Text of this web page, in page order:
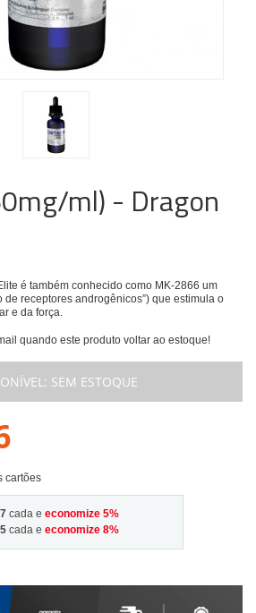
ml) - Dragon
é também conhecido como MK-2866 um
receptores androgênicos”) que estimula o
e da força.
quando este produto voltar ao estoque!
SEM ESTOQUE
cartões
cada e economize 5%
cada e economize 8%